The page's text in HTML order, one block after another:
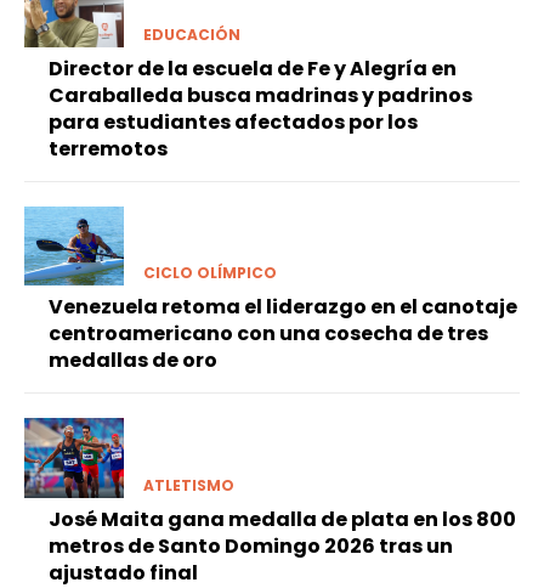
EDUCACIÓN
Director de la escuela de Fe y Alegría en
Caraballeda busca madrinas y padrinos
para estudiantes afectados por los
terremotos
CICLO OLÍMPICO
Venezuela retoma el liderazgo en el canotaje
centroamericano con una cosecha de tres
medallas de oro
ATLETISMO
José Maita gana medalla de plata en los 800
metros de Santo Domingo 2026 tras un
ajustado final